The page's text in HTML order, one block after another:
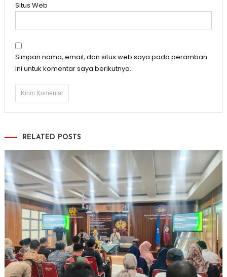
Situs Web
Simpan nama, email, dan situs web saya pada peramban
ini untuk komentar saya berikutnya.
RELATED POSTS